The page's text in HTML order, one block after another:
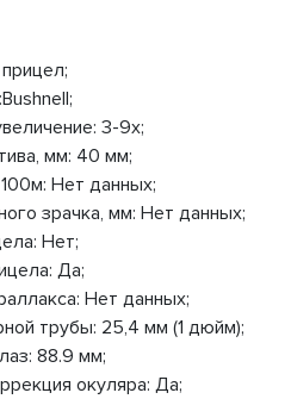
3-9x;
мм: 40 мм;
Нет данных;
зрачка, мм: Нет данных;
Нет;
Да;
Нет данных;
трубы: 25,4 мм (1 дюйм);
88.9 мм;
окуляра: Да;